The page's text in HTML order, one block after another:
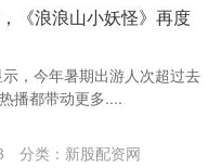
《浪浪山小妖怪》再度
，今年暑期出游人次超过去
播都带动更多....
分类： 新股配资网